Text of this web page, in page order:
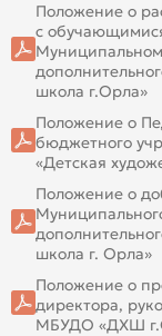
Положение о
с
школа г.Орла»
Положение о
бюджетного
«Детская
Положение о
школа г. Орла»
Положение о
директора,
МБУДО «ДХШ